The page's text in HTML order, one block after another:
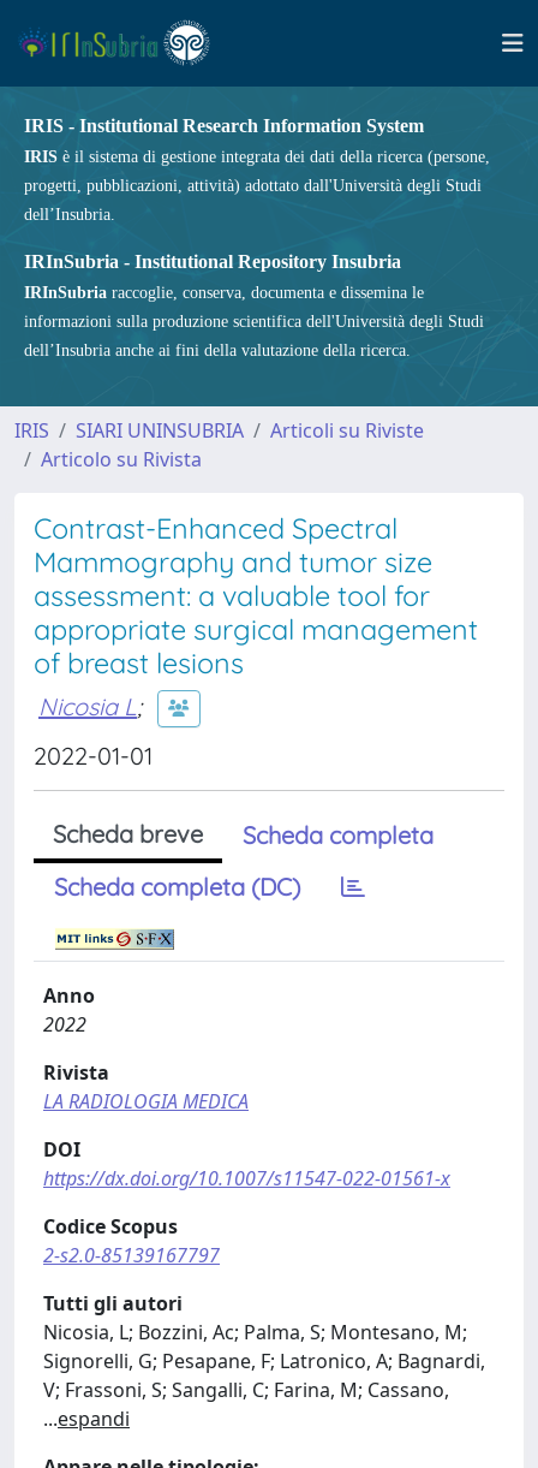
IRIS - Institutional Research Information System
IRIS è il sistema di gestione integrata dei dati della ricerca (persone,
progetti, pubblicazioni, attività) adottato dall'Università degli Studi
dell’Insubria.
IRInSubria - Institutional Repository Insubria
IRInSubria raccoglie, conserva, documenta e dissemina le
informazioni sulla produzione scientifica dell'Università degli Studi
dell’Insubria anche ai fini della valutazione della ricerca.
IRIS SIARI UNINSUBRIA
Articoli su Riviste
Articolo su Rivista
Contrast-Enhanced Spectral
Mammography and tumor size
assessment: a valuable tool for
appropriate surgical management
of breast lesions
Nicosia L;
2022-01-01
Scheda breve
Scheda completa
Scheda completa (DC)
Anno
2022
Rivista
LA RADIOLOGIA MEDICA
DOI
https://dx.doi.org/10.1007/s11547-022-01561-x
Codice Scopus
2-s2.0-85139167797
Tutti gli autori
Nicosia, L; Bozzini, Ac; Palma, S; Montesano, M;
Signorelli, G; Pesapane, F; Latronico, A; Bagnardi,
V; Frassoni, S; Sangalli, C; Farina, M; Cassano,
...espandi